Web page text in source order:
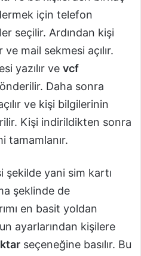
için telefon
seçilir. Ardından kişi
mail sekmesi açılır.
yazılır ve vcf
Daha sonra
ve kişi bilgilerinin
Kişi indirildikten sonra
tamamlanır.
şekilde yani sim kartı
şeklinde de
en basit yoldan
ayarlarından kişilere
seçeneğine basılır. Bu